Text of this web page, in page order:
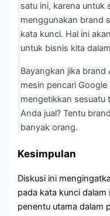
satu ini, karena untuk
menggunakan brand
kata kunci. Hal ini
untuk bisnis kita
Bayangkan jika brand
mesin pencari
mengetikkan sesuatu
Anda jual? Tentu
banyak orang.
Kesimpulan
Diskusi ini
pada kata kunci
penentu utama dalam